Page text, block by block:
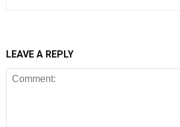
LEAVE A REPLY